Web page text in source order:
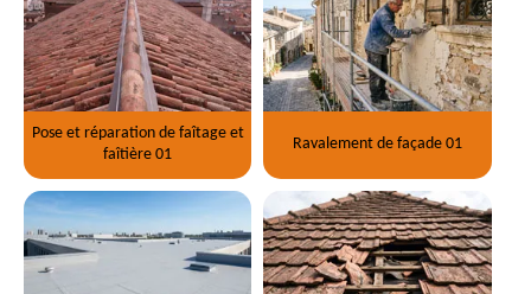
Pose et réparation de faîtage et
faîtière 01
Ravalement de façade 01